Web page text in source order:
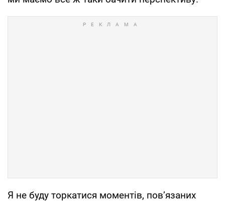
Я не буду торкатися моментів, пов’язаних